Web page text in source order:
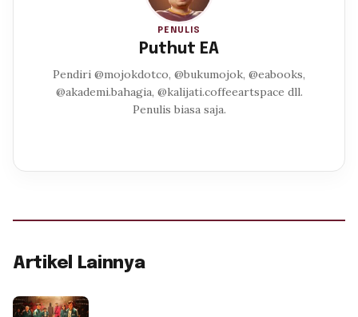
PENULIS
Puthut EA
Pendiri @mojokdotco, @bukumojok, @eabooks,
@akademi.bahagia, @kalijati.coffeeartspace dll.
Penulis biasa saja.
Artikel Lainnya